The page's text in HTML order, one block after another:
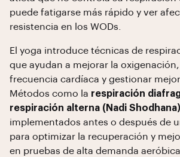
puede fatigarse más rápido y ver
resistencia en los WODs.
El yoga introduce técnicas de
que ayudan a mejorar la
frecuencia cardíaca y gestionar mejor
Métodos como la respiración
respiración alterna (Nadi Shodhana)
implementados antes o después de
para optimizar la recuperación y
en pruebas de alta demanda aeróbica.